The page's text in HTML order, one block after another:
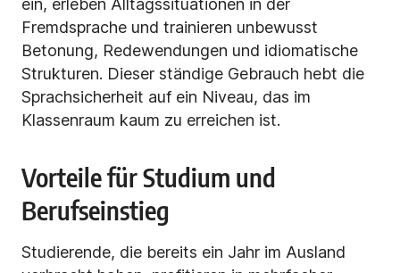
ein, erleben Alltagssituationen in der
Fremdsprache und trainieren unbewusst
Betonung, Redewendungen und idiomatische
Strukturen. Dieser ständige Gebrauch hebt die
Sprachsicherheit auf ein Niveau, das im
Klassenraum kaum zu erreichen ist.
Vorteile für Studium und
Berufseinstieg
Studierende, die bereits ein Jahr im Ausland